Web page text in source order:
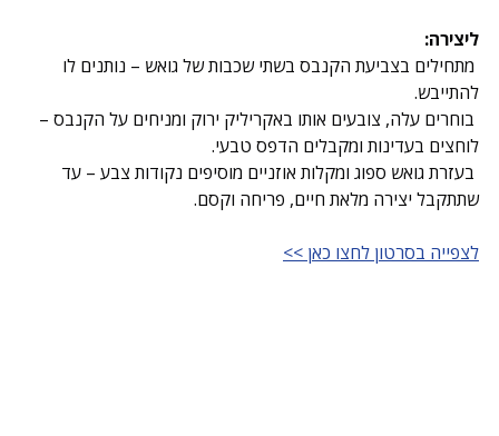
ליצירה:
מתחילים בצביעת הקנבס בשתי שכבות של גואש – נותנים לו
להתייבש.
בוחרים עלה, צובעים אותו באקריליק ירוק ומניחים על הקנבס –
לוחצים בעדינות ומקבלים הדפס טבעי.
בעזרת גואש ספוג ומקלות אוזניים מוסיפים נקודות צבע – עד
שתתקבל יצירה מלאת חיים, פריחה וקסם.
לצפייה בסרטון לחצו כאן >>